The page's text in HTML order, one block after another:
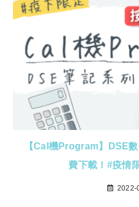
【Cal機Program】DSE
費下載！#疫情
2022-